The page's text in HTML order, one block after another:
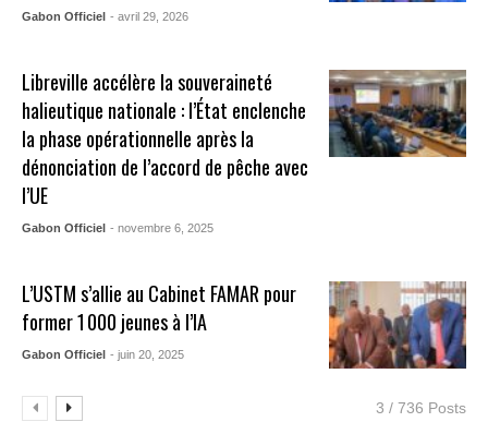
Gabon Officiel - avril 29, 2026
Libreville accélère la souveraineté
halieutique nationale : l’État enclenche
la phase opérationnelle après la
dénonciation de l’accord de pêche avec
l’UE
Gabon Officiel - novembre 6, 2025
L’USTM s’allie au Cabinet FAMAR pour
former 1 000 jeunes à l’IA
Gabon Officiel - juin 20, 2025
3 / 736 Posts